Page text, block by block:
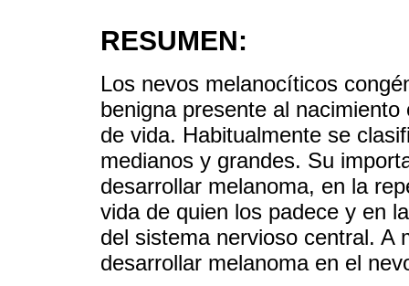
RESUMEN:
Los nevos melanocíticos
benigna presente al
de vida. Habitualmente se
medianos y grandes. Su
desarrollar melanoma, en la
vida de quien los padece y en
del sistema nervioso central. A
desarrollar melanoma en el